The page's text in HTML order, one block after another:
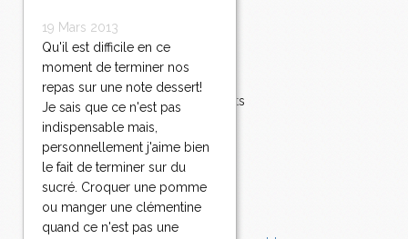
19 Mars 2013
Qu'il est difficile en ce
moment de terminer nos
repas sur une note dessert!
Je sais que ce n'est pas
indispensable mais,
personnellement j'aime bien
le fait de terminer sur du
sucré. Croquer une pomme
ou manger une clémentine
quand ce n'est pas une
Soupe
Fêtes
Poisson
Accompagnements
Champignons
Chocolat
Pâtes
Tomates
Balade